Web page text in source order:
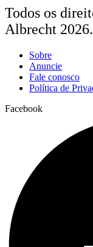
Todos os
Albrecht 2026.
Sobre
Anuncie
Fale conosco
Política de
Facebook